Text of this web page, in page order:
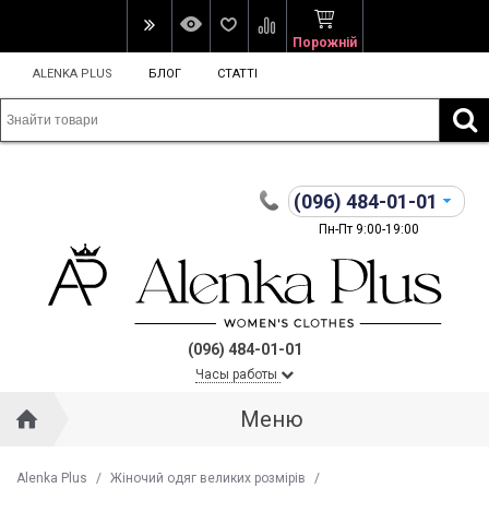
Порожній
ALENKA PLUS БЛОГ СТАТТІ
(096) 484-01-01
Пн-Пт 9:00-19:00
(096) 484-01-01
Часы работы
Меню
Alenka Plus / Жіночий одяг великих розмірів /